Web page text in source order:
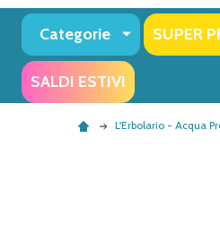
Categorie SUPER
SALDI ESTIVI
L'Erbolario - Acqua